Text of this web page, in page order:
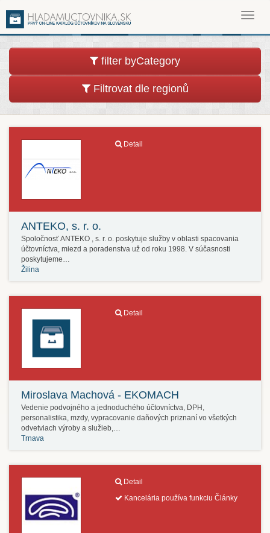
filter byCategory
Filtrovat dle regionů
Detail
ANTEKO, s. r. o.
Spoločnosť ANTEKO , s. r. o. poskytuje služby v oblasti spacovania
účtovníctva, miezd a poradenstva už od roku 1998. V súčasnosti
poskytujeme…
Žilina
Detail
Miroslava Machová - EKOMACH
Vedenie podvojného a jednoduchého účtovníctva, DPH,
personalistika, mzdy, vypracovanie daňových priznaní vo všetkých
odvetviach výroby a služieb,…
Trnava
Detail
Kancelária používa funkciu Články